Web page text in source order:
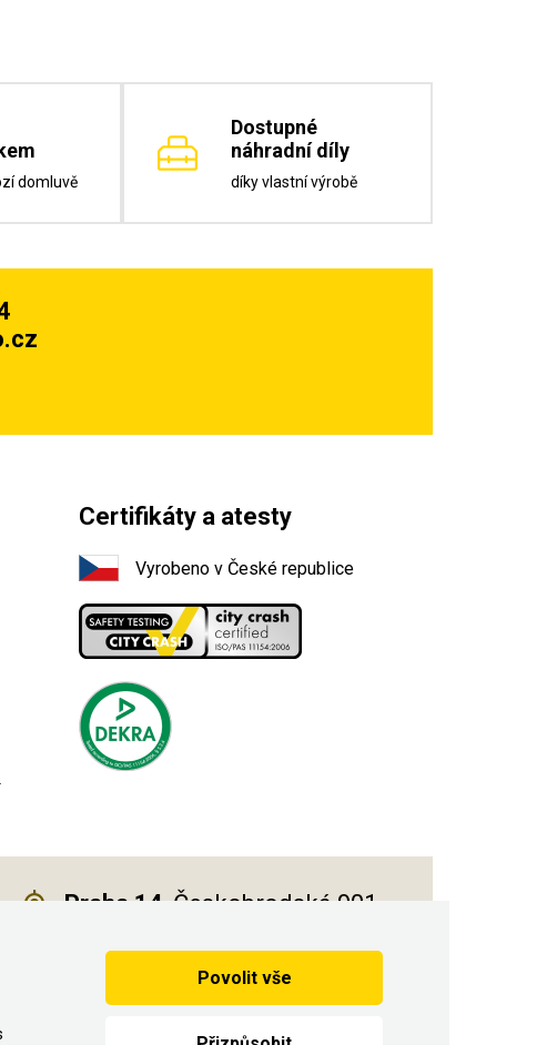
domluvě
Dostupné
náhradní díly
díky vlastní výrobě
Certifikáty a atesty
Vyrobeno v České republice
Praha 14, Českobrodská 901
Povolit vše